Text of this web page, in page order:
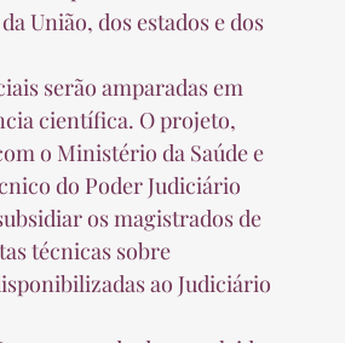
União, dos estados e dos
científica. O projeto,
o Ministério da Saúde e
do Poder Judiciário
os magistrados de
técnicas sobre
ao Judiciário